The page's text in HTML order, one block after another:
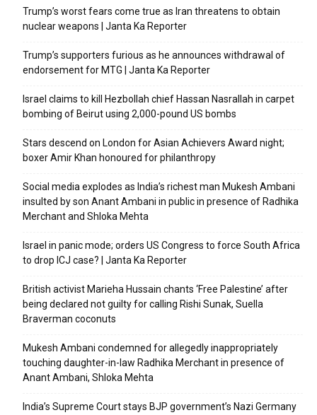
Trump’s worst fears come true as Iran threatens to obtain
nuclear weapons | Janta Ka Reporter
Trump’s supporters furious as he announces withdrawal of
endorsement for MTG | Janta Ka Reporter
Israel claims to kill Hezbollah chief Hassan Nasrallah in carpet
bombing of Beirut using 2,000-pound US bombs
Stars descend on London for Asian Achievers Award night;
boxer Amir Khan honoured for philanthropy
Social media explodes as India’s richest man Mukesh Ambani
insulted by son Anant Ambani in public in presence of Radhika
Merchant and Shloka Mehta
Israel in panic mode; orders US Congress to force South Africa
to drop ICJ case? | Janta Ka Reporter
British activist Marieha Hussain chants ‘Free Palestine’ after
being declared not guilty for calling Rishi Sunak, Suella
Braverman coconuts
Mukesh Ambani condemned for allegedly inappropriately
touching daughter-in-law Radhika Merchant in presence of
Anant Ambani, Shloka Mehta
India’s Supreme Court stays BJP government’s Nazi Germany